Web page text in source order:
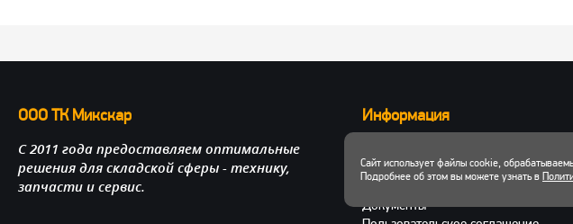
ООО ТК Микскар
С 2011 года предоставляем оптимальные
решения для складской сферы - технику,
запчасти и сервис.
Информация
Доставка и оплата
Личный кабинет
Документы
Сайт использует файлы cookie,
Подробнее об этом вы можете узнать в